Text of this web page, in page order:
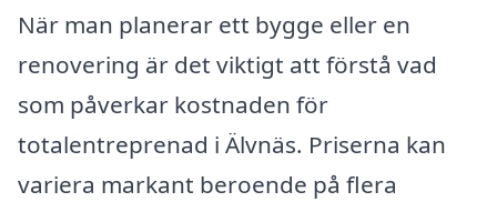
När man planerar ett bygge eller en
renovering är det viktigt att förstå vad
som påverkar kostnaden för
totalentreprenad i Älvnäs. Priserna kan
variera markant beroende på flera